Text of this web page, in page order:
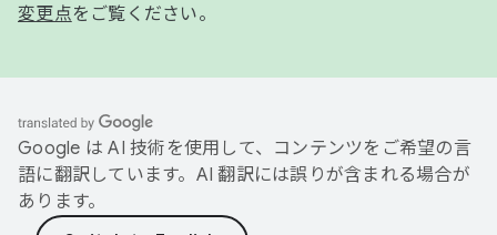
変更点をご覧ください。
Google は AI 技術を使用して、コンテンツをご希望の言
語に翻訳しています。AI 翻訳には誤りが含まれる場合が
あります。